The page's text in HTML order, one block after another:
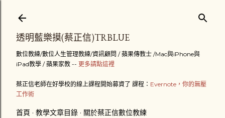
透明藍樂摸(蔡正信)TRBLUE
數位教練/數位人生管理教練/資訊顧問 / 蘋果傳教士 /Mac與iPhone與
iPad教學 / 蘋果家教 -- 更多請點這裡
蔡正信老師在好學校的線上課程開始募資了 課程： Evernote，你的無壓
工作術
首頁 教學文章目錄 關於蔡正信數位教練